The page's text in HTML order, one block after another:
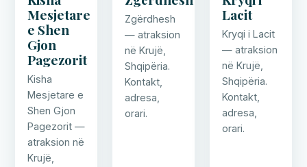
Mesjetare
e Shen
Gjon
Pagezorit
Kisha
Mesjetare e
Shen Gjon
Pagezorit —
atraksion në
Krujë,
Zgërdhesh
— atraksion
në Krujë,
Shqipëria.
Kontakt,
adresa,
orari.
Lacit
Kryqi i Lacit
— atraksion
në Krujë,
Shqipëria.
Kontakt,
adresa,
orari.